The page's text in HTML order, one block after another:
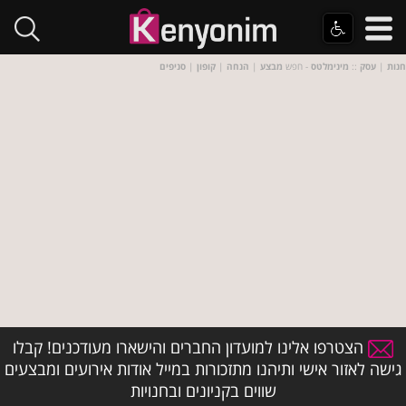
חנות | עסק :: מינימלטס - חפש מבצע | הנחה | קופון | סניפים
הצטרפו אלינו למועדון החברים והישארו מעודכנים! קבלו
גישה לאזור אישי ותיהנו מתזכורות במייל אודות אירועים ומבצעים
שווים בקניונים ובחנויות